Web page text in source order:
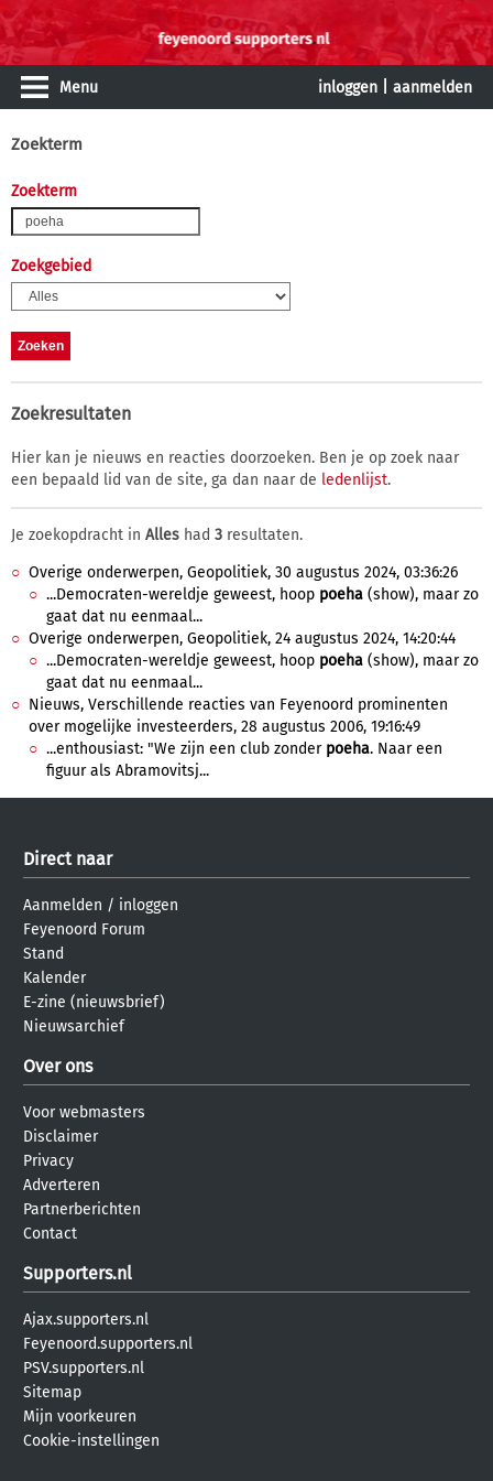
Menu inloggen aanmelden
Zoekterm
Zoekterm
Zoekgebied
Zoekresultaten
Hier kan je nieuws en reacties doorzoeken. Ben je op zoek naar
een bepaald lid van de site, ga dan naar de ledenlijst.
Je zoekopdracht in Alles had 3 resultaten.
Overige onderwerpen, Geopolitiek, 30 augustus 2024, 03:36:26
...Democraten-wereldje geweest, hoop poeha (show), maar zo
gaat dat nu eenmaal...
Overige onderwerpen, Geopolitiek, 24 augustus 2024, 14:20:44
...Democraten-wereldje geweest, hoop poeha (show), maar zo
gaat dat nu eenmaal...
Nieuws, Verschillende reacties van Feyenoord prominenten
over mogelijke investeerders, 28 augustus 2006, 19:16:49
...enthousiast: "We zijn een club zonder poeha. Naar een
figuur als Abramovitsj...
Direct naar
Aanmelden / inloggen
Feyenoord Forum
Stand
Kalender
E-zine (nieuwsbrief)
Nieuwsarchief
Over ons
Voor webmasters
Disclaimer
Privacy
Adverteren
Partnerberichten
Contact
Supporters.nl
Ajax.supporters.nl
Feyenoord.supporters.nl
PSV.supporters.nl
Sitemap
Mijn voorkeuren
Cookie-instellingen